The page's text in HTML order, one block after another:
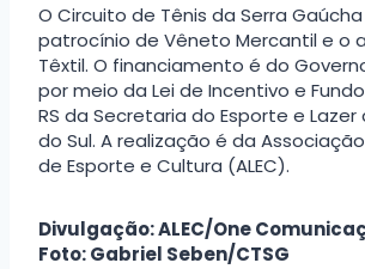
O Circuito de Tênis da Serra
patrocínio de Vêneto Mercantil e o
Têxtil. O financiamento é do
por meio da Lei de Incentivo e
RS da Secretaria do Esporte e Lazer
do Sul. A realização é da
de Esporte e Cultura (ALEC).
Divulgação: ALEC/One
Foto: Gabriel Seben/CTSG